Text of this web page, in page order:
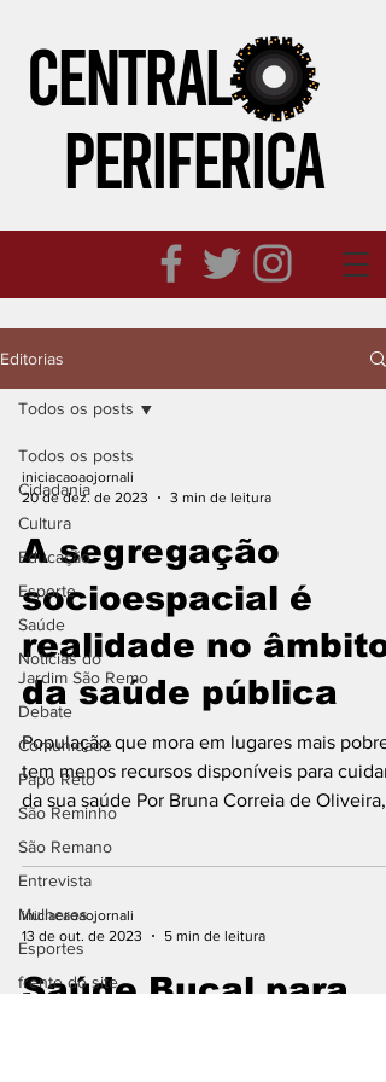
CENTRAL
PERIFeRICA
Editorias
Todos os posts
Cidadania
Cultura
Educação
Esporte
Saúde
Notícias do
Jardim São Remo
Debate
Comunidade
Papo Reto
São Reminho
São Remano
Entrevista
Mulheres
Esportes
frente do site
Todos os posts
iniciacaoaojornali
20 de dez. de 2023
3 min de leitura
A segregação
socioespacial é
realidade no âmbito
da saúde pública
População que mora em lugares mais
tem menos recursos disponíveis para cuidar
da sua saúde Por Bruna Correia de Oliveira,
iniciacaoaojornali
13 de out. de 2023
5 min de leitura
Saúde Bucal para